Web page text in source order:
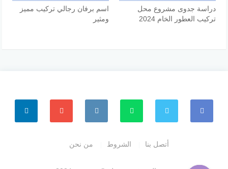
دراسة جدوى مشروع محل
تركيب العطور الخام 2024
اسم برفان رجالي تركيب مميز
ومثير
أتصل بنا الشروط من نحن